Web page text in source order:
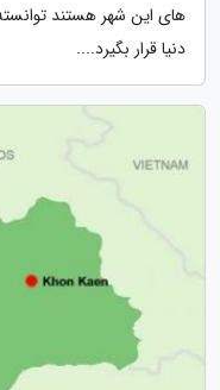
های این شهر هستند
دنیا قرار بگیرد....